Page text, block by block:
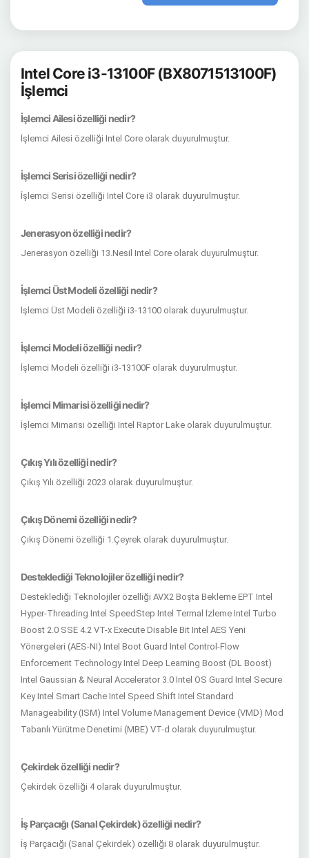
Intel Core i3-13100F (BX8071513100F)
İşlemci
İşlemci Ailesi özelliği nedir?
İşlemci Ailesi özelliği Intel Core olarak duyurulmuştur.
İşlemci Serisi özelliği nedir?
İşlemci Serisi özelliği Intel Core i3 olarak duyurulmuştur.
Jenerasyon özelliği nedir?
Jenerasyon özelliği 13.Nesil Intel Core olarak duyurulmuştur.
İşlemci Üst Modeli özelliği nedir?
İşlemci Üst Modeli özelliği i3-13100 olarak duyurulmuştur.
İşlemci Modeli özelliği nedir?
İşlemci Modeli özelliği i3-13100F olarak duyurulmuştur.
İşlemci Mimarisi özelliği nedir?
İşlemci Mimarisi özelliği Intel Raptor Lake olarak duyurulmuştur.
Çıkış Yılı özelliği nedir?
Çıkış Yılı özelliği 2023 olarak duyurulmuştur.
Çıkış Dönemi özelliği nedir?
Çıkış Dönemi özelliği 1.Çeyrek olarak duyurulmuştur.
Desteklediği Teknolojiler özelliği nedir?
Desteklediği Teknolojiler özelliği AVX2 Boşta Bekleme EPT Intel
Hyper-Threading Intel SpeedStep Intel Termal İzleme Intel Turbo
Boost 2.0 SSE 4.2 VT-x Execute Disable Bit Intel AES Yeni
Yönergeleri (AES-NI) Intel Boot Guard Intel Control-Flow
Enforcement Technology Intel Deep Learning Boost (DL Boost)
Intel Gaussian & Neural Accelerator 3.0 Intel OS Guard Intel Secure
Key Intel Smart Cache Intel Speed Shift Intel Standard
Manageability (ISM) Intel Volume Management Device (VMD) Mod
Tabanlı Yürütme Denetimi (MBE) VT-d olarak duyurulmuştur.
Çekirdek özelliği nedir?
Çekirdek özelliği 4 olarak duyurulmuştur.
İş Parçacığı (Sanal Çekirdek) özelliği nedir?
İş Parçacığı (Sanal Çekirdek) özelliği 8 olarak duyurulmuştur.